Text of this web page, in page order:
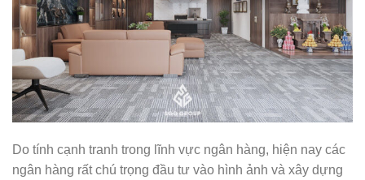
Do tính cạnh tranh trong lĩnh vực ngân hàng, hiện nay các
ngân hàng rất chú trọng đầu tư vào hình ảnh và xây dựng